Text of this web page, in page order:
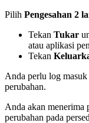
Pilih Pengesahan 2
Tekan Tukar
atau aplikasi
Tekan
Anda perlu log masuk
perubahan.
Anda akan menerima
perubahan pada